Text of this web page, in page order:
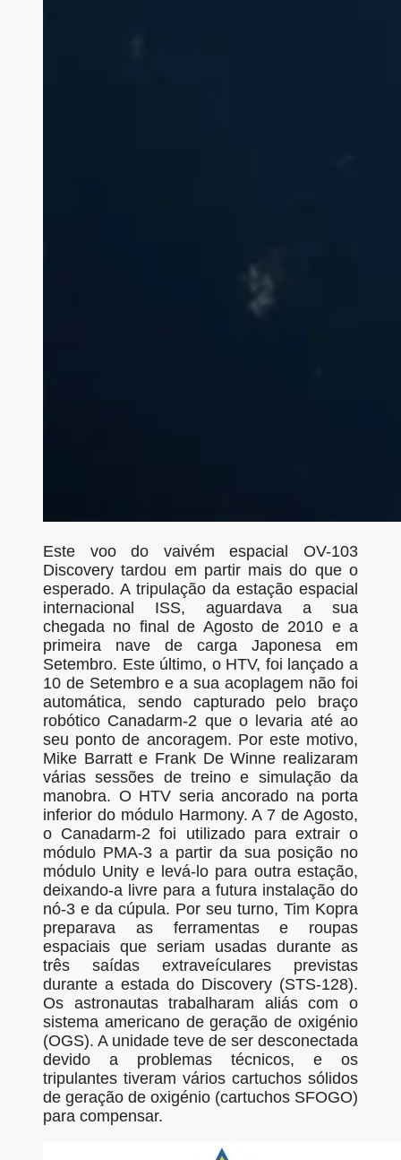
Este voo do vaivém espacial OV-103
Discovery tardou em partir mais do que o
esperado. A tripulação da estação espacial
internacional ISS, aguardava a sua
chegada no final de Agosto de 2010 e a
primeira nave de carga Japonesa em
Setembro. Este último, o HTV, foi lançado a
10 de Setembro e a sua acoplagem não foi
automática, sendo capturado pelo braço
robótico Canadarm-2 que o levaria até ao
seu ponto de ancoragem. Por este motivo,
Mike Barratt e Frank De Winne realizaram
várias sessões de treino e simulação da
manobra. O HTV seria ancorado na porta
inferior do módulo Harmony. A 7 de Agosto,
o Canadarm-2 foi utilizado para extrair o
módulo PMA-3 a partir da sua posição no
módulo Unity e levá-lo para outra estação,
deixando-a livre para a futura instalação do
nó-3 e da cúpula. Por seu turno, Tim Kopra
preparava as ferramentas e roupas
espaciais que seriam usadas durante as
três saídas extraveículares previstas
durante a estada do Discovery (STS-128).
Os astronautas trabalharam aliás com o
sistema americano de geração de oxigénio
(OGS). A unidade teve de ser desconectada
devido a problemas técnicos, e os
tripulantes tiveram vários cartuchos sólidos
de geração de oxigénio (cartuchos SFOGO)
para compensar.